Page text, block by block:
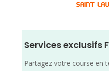
Services exclusifs
Partagez votre course en